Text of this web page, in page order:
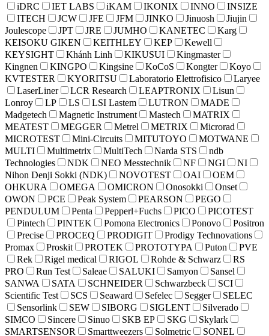
iDRC
IET LABS iKAM IKONIX INNO
INSIZE
ITECH
JCW JFE JFM JINKO Jinuosh
Jiujin
Joulescope
JPT JRE JUMHO KANETEC
Karg
KEISOKU GIKEN
KEITHLEY KEP
Kewell
KEYSIGHT
Khánh Linh KIKUSUI
Kingmaster
Kingnen
KINGPO Kingsine KoCoS Kongter
Koyo
KVTESTER
KYORITSU Laboratorio Elettrofisico
Laryee
LaserLiner
LCR Research LEAPTRONIX
Lisun
Lonroy
LP LS LSI Lastem LUTRON
MADE
Madgetech
Magnetic Instrument Mastech
MATRIX
MEATEST
MEGGER Metrel METRIX
Microrad
MICROTEST
Mini-Circuits MITUTOYO
MOTWANE
MULTI
Multimetrix MultiTech Narda STS
ndb
Technologies
NDK NEO Messtechnik NF NGI
NI
Nihon Denji Sokki (NDK)
NOVOTEST OAI
OEM
OHKURA
OMEGA OMICRON Onosokki
Onset
OWON
PCE Peak System PEARSON
PEGO
PENDULUM
Penta Pepperl+Fuchs PICO
PICOTEST
Pintech
PINTEK Pomona Electronics Ponovo
Positron
Precise
PROCEQ PRODIGIT
Prodigy Technovations
Promax
Proskit PROTEK PROTOTYPA Puton
PVE
Rek
Rigel medical RIGOL Rohde & Schwarz
RS
PRO
Run Test Saleae SALUKI Samyon
Sansel
SANWA
SATA SCHNEIDER Schwarzbeck
SCI
Scientific Test
SCS Seaward Sefelec Segger
SELEC
Sensorlink
SEW SIBORG SIGLENT
Silverado
SIMCO
Sincere Sinuo SKB EP SKG
Skylark
SMARTSENSOR
Smarttweezers Solmetric SONEL